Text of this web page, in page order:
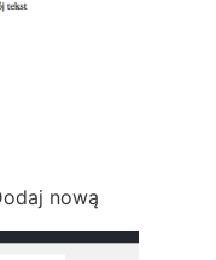
nową